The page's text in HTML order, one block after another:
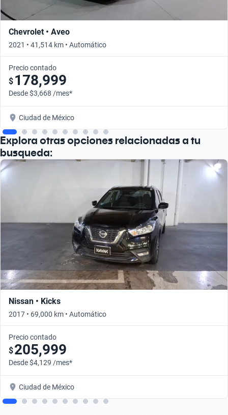
Chevrolet • Aveo
2021 • 41,514 km • Automático
Precio contado
$ 178,999
Desde $3,668 /mes*
Ciudad de México
Explora otras opciones relacionadas a tu
busqueda:
Nissan • Kicks
2017 • 69,000 km • Automático
Precio contado
$205,999
Desde $4,129 /mes*
Ciudad de México